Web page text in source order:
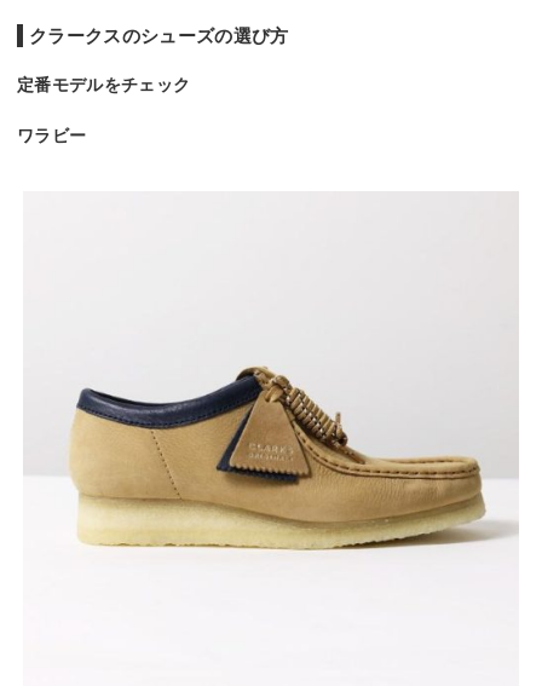
クラークスのシューズの選び方
定番モデルをチェック
ワラビー